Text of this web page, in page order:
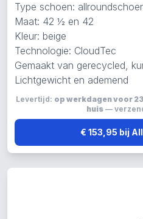
Type schoen:
Maat: 42 ½ en 42
Kleur: beige
Technologie: CloudTec
Gemaakt van gerecycled,
Lichtgewicht en ademend
Levertijd: op werkdagen voor
huis—
€ 153,95 bij